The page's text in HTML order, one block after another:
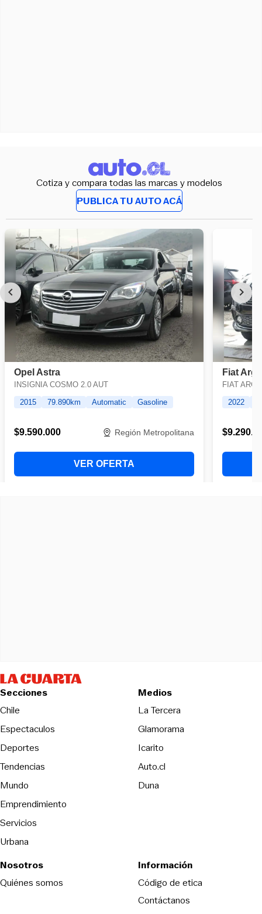
Cotiza y compara todas las marcas y modelos
PUBLICA TU AUTO ACÁ
Secciones
Chile
Espectaculos
Deportes
Tendencias
Mundo
Emprendimiento
Servicios
Urbana
Medios
La TerceraOpens in new
Glamorama
Icarito
Auto.cl
DunaOpens in new window
Nosotros
Quiénes somos
Información
Código de eticaOpens in new
Contáctanos